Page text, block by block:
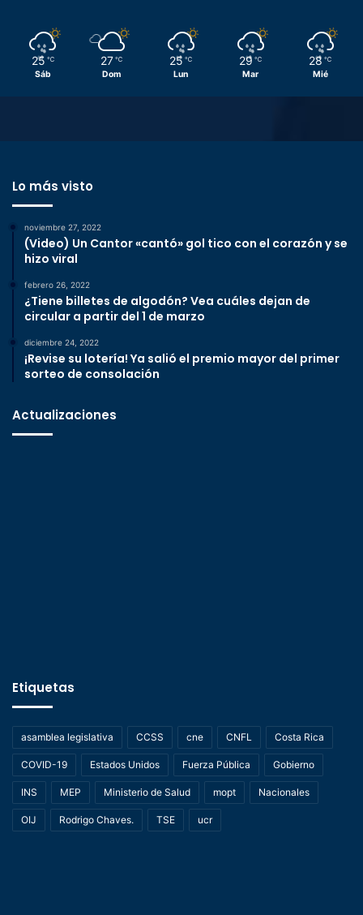
25 ℃
Sáb
27 ℃
Dom
25 ℃
Lun
29 ℃
Mar
28 ℃
Mié
Lo más visto
noviembre 27, 2022
(Video) Un Cantor «cantó» gol tico con el corazón y se
hizo viral
febrero 26, 2022
¿Tiene billetes de algodón? Vea cuáles dejan de
circular a partir del 1 de marzo
diciembre 24, 2022
¡Revise su lotería! Ya salió el premio mayor del primer
sorteo de consolación
Actualizaciones
Etiquetas
asamblea legislativa CCSS cne CNFL Costa Rica
COVID-19 Estados Unidos Fuerza Pública Gobierno
INS MEP Ministerio de Salud mopt Nacionales
OIJ Rodrigo Chaves. TSE ucr